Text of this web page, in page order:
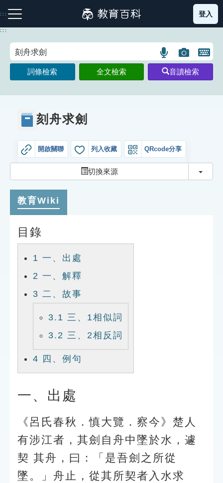
到
主
:::
注音索引圖示 筆畫索引圖示 部首索引表圖示
網站導覽
生字詞彙表
成語故事
索引選單
生命大百科索引
遊戲專區
登入
:::
語
言
搜
圖
片
搜
開
鍵
詞條檢索 全文檢索 音讀檢索
刻舟求劍
開啟關聯 列入收藏 QRcode分享
切換來源 切換
教育Wiki
目錄
1 一、出處
2 一、解釋
3 二、故事
3.1 三、1相似詞
3.2 三、2相反詞
4 四、例句
一、出處
《呂氏春秋．慎大覽．察今》楚人
有涉江者，其劍自舟中墜於水，遽
契 其舟，曰：「是吾劍之所從
墜。」舟止，從其所契者入水求